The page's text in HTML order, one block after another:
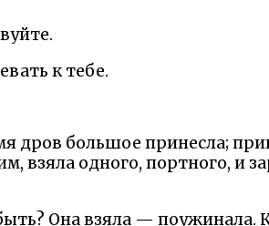
к тебе.
дров большое принесла;
взяла одного, портного, и
Она взяла — поужинала.